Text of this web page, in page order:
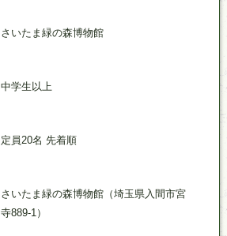
さいたま緑の森博物館
中学生以上
定員20名 先着順
さいたま緑の森博物館（埼玉県入間市宮
寺889‐1）